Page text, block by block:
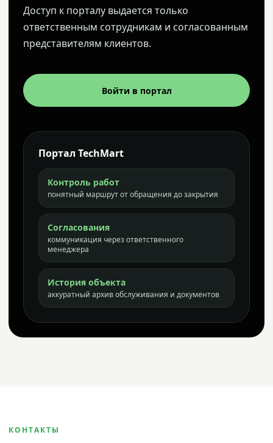
Доступ к порталу выдается только
ответственным сотрудникам и согласованным
представителям клиентов.
Войти в портал
Портал TechMart
Контроль работ
понятный маршрут от обращения до закрытия
Согласования
коммуникация через ответственного
менеджера
История объекта
аккуратный архив обслуживания и документов
КОНТАКТЫ